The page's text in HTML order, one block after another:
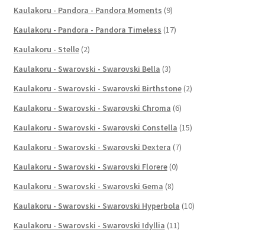
Kaulakoru - Pandora - Pandora Moments (9)
Kaulakoru - Pandora - Pandora Timeless (17)
Kaulakoru - Stelle (2)
Kaulakoru - Swarovski - Swarovski Bella (3)
Kaulakoru - Swarovski - Swarovski Birthstone (2)
Kaulakoru - Swarovski - Swarovski Chroma (6)
Kaulakoru - Swarovski - Swarovski Constella (15)
Kaulakoru - Swarovski - Swarovski Dextera (7)
Kaulakoru - Swarovski - Swarovski Florere (0)
Kaulakoru - Swarovski - Swarovski Gema (8)
Kaulakoru - Swarovski - Swarovski Hyperbola (10)
Kaulakoru - Swarovski - Swarovski Idyllia (11)